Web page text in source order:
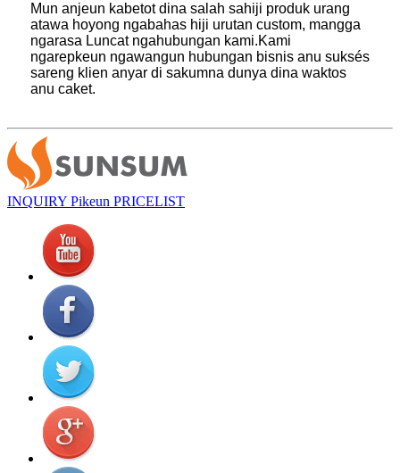
Mun anjeun kabetot dina salah sahiji produk urang
atawa hoyong ngabahas hiji urutan custom, mangga
ngarasa Luncat ngahubungan kami.Kami
ngarepkeun ngawangun hubungan bisnis anu suksés
sareng klien anyar di sakumna dunya dina waktos
anu caket.
INQUIRY Pikeun PRICELIST